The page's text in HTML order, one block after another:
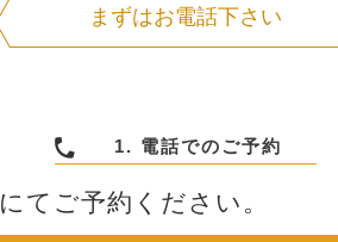
まずはお電話下さい
1. 電話でのご予約
てご予約ください。